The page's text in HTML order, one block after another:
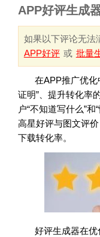
APP好评生成
如果以下评论无法
APP好评 或 批量
在APP推广优化
证明”、提升转化率
户“不知道写什么”
高星好评与图文评
下载转化率。
好评生成器在优